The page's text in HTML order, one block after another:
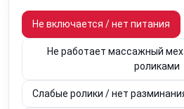
Не включается / нет питания
Не работает массажный
роликами
Слабые ролики / нет